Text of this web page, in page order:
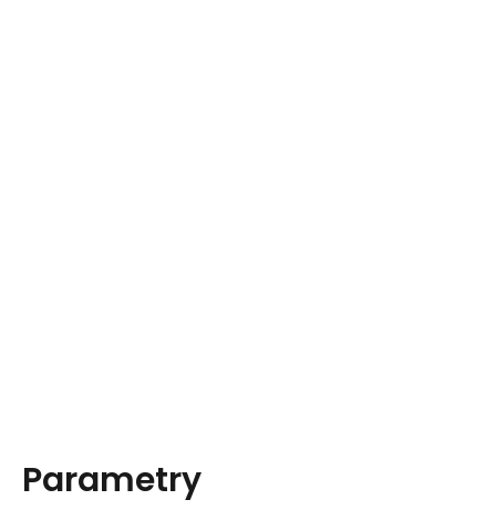
Parametry